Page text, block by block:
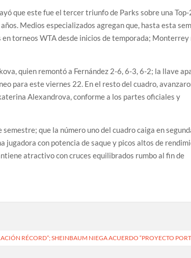
que este fue el tercer triunfo de Parks sobre una
Medios especializados agregan que, hasta esta
torneos WTA desde inicios de temporada; Monterrey
quien remontó a Fernández 2-6, 6-3, 6-2; la llave
para este viernes 22. En el resto del cuadro,
Alexandrova, conforme a los partes oficiales y
que la número uno del cuadro caiga en
jugadora con potencia de saque y picos altos de
atractivo con cruces equilibrados rumbo al fin de
RÉCORD”; SHEINBAUM NIEGA ACUERDO “PROYECTO